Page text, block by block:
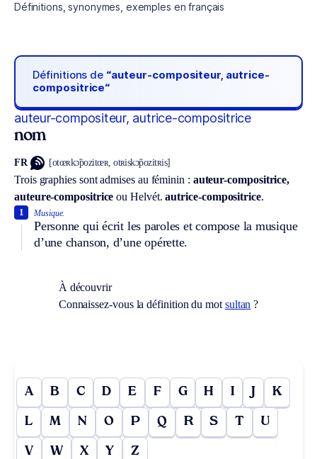
Définitions, synonymes, exemples en français
Définitions de “auteur-compositeur, autrice-
compositrice“
auteur-compositeur, autrice-compositrice
nom
FR [otœʀkɔ̃pozitœʀ, otʀiskɔ̃pozitʀis]
Trois graphies sont admises au féminin : auteur-compositrice,
auteure-compositrice ouHelvét. autrice-compositrice.
Musique.
Personne qui écrit les paroles et compose la musique
d’une chanson, d’une opérette.
1
À découvrir
Connaissez-vous la définition du mot sultan ?
A B C D E F G H I J K
L M N O P Q R S T U
V W X Y Z